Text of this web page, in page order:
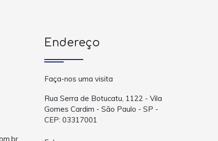
Endereço
Faça-nos uma visita
Rua Serra de Botucatu, 1122 - Vila
Gomes Cardim - São Paulo - SP -
CEP: 03317001